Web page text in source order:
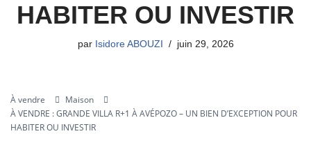
HABITER OU INVESTIR
par Isidore ABOUZI juin 29, 2026
À vendre
Maison
À VENDRE : GRANDE VILLA R+1 À AVÉPOZO – UN BIEN D’EXCEPTION POUR
HABITER OU INVESTIR